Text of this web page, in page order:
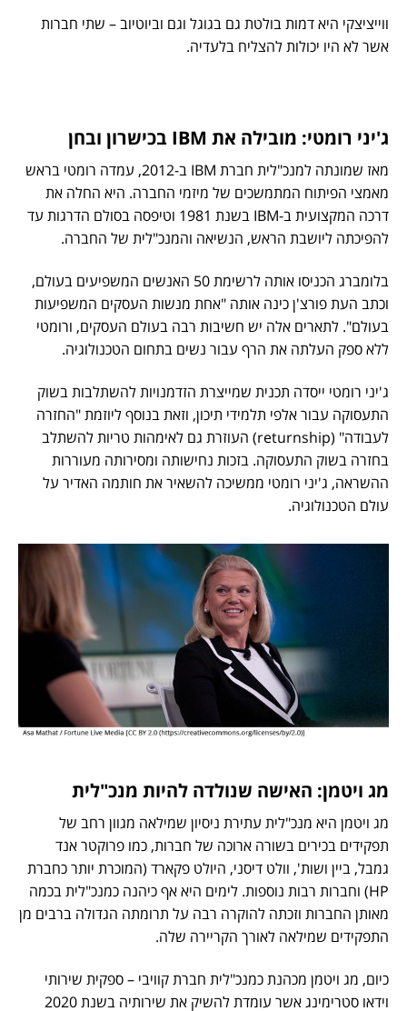
ווייציצקי היא דמות בולטת גם בגוגל וגם וביוטיוב – שתי חברות
אשר לא היו יכולות להצליח בלעדיה.
ג'יני רומטי: מובילה את IBM בכישרון ובחן
מאז שמונתה למנכ"לית חברת IBM ב-2012, עמדה רומטי בראש
מאמצי הפיתוח המתמשכים של מיזמי החברה. היא החלה את
דרכה המקצועית ב-IBM בשנת 1981 וטיפסה בסולם הדרגות עד
להפיכתה ליושבת הראש, הנשיאה והמנכ"לית של החברה.
בלומברג הכניסו אותה לרשימת 50 האנשים המשפיעים בעולם,
וכתב העת פורצ'ן כינה אותה "אחת מנשות העסקים המשפיעות
בעולם". לתארים אלה יש חשיבות רבה בעולם העסקים, ורומטי
ללא ספק העלתה את הרף עבור נשים בתחום הטכנולוגיה.
ג'יני רומטי ייסדה תכנית שמייצרת הזדמנויות להשתלבות בשוק
התעסוקה עבור אלפי תלמידי תיכון, וזאת בנוסף ליוזמת "החזרה
לעבודה" (returnship) העוזרת גם לאימהות טריות להשתלב
בחזרה בשוק התעסוקה. בזכות נחישותה ומסירותה מעוררות
ההשראה, ג'יני רומטי ממשיכה להשאיר את חותמה האדיר על
עולם הטכנולוגיה.
מג ויטמן: האישה שנולדה להיות מנכ"לית
מג ויטמן היא מנכ"לית עתירת ניסיון שמילאה מגוון רחב של
תפקידים בכירים בשורה ארוכה של חברות, כמו פרוקטר אנד
גמבל, ביין ושות', וולט דיסני, היולט פקארד (המוכרת יותר כחברת
HP) וחברות רבות נוספות. לימים היא אף כיהנה כמנכ"לית בכמה
מאותן החברות וזכתה להוקרה רבה על תרומתה הגדולה ברבים מן
התפקידים שמילאה לאורך הקריירה שלה.
כיום, מג ויטמן מכהנת כמנכ"לית חברת קוויבי – ספקית שירותי
וידאו סטרימינג אשר עומדת להשיק את שירותיה בשנת 2020